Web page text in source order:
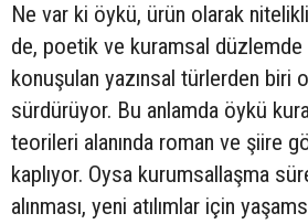
Ne var ki öykü, ürün olarak
de, poetik ve kuramsal düzlemde
konuşulan yazınsal türlerden biri
sürdürüyor. Bu anlamda öykü
teorileri alanında roman ve şiire
kaplıyor. Oysa kurumsallaşma
alınması, yeni atılımlar için